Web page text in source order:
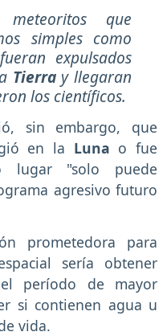
que
simples como
expulsados
Tierra y llegaran
los científicos.
sin embargo, que
en la Luna o fue
lugar "solo puede
agresivo futuro
prometedora para
sería obtener
período de mayor
si contienen agua u
vida.